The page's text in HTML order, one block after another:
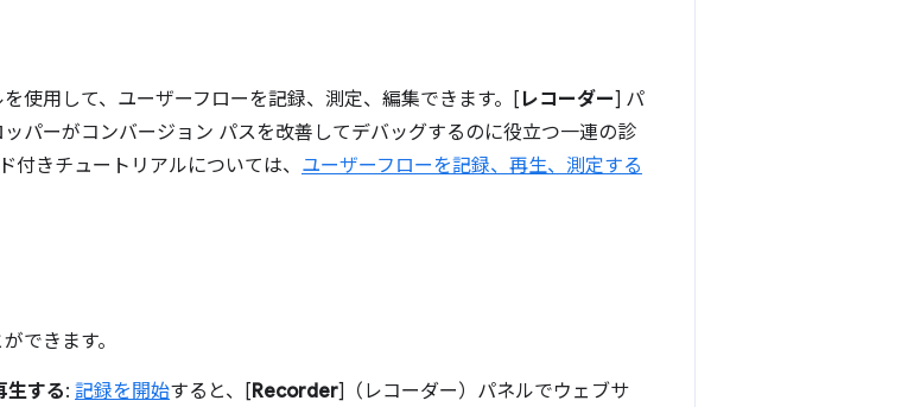
使用して、ユーザーフローを記録、測定、編集できます。[ レコーダー] パ
パーがコンバージョン パスを改善してデバッグするのに役立つ一連の診
付きチュートリアルについては、 ユーザーフローを記録、再生、測定する
できます。
生する: 記録を開始すると、[Recorder]（レコーダー）パネルでウェブサ